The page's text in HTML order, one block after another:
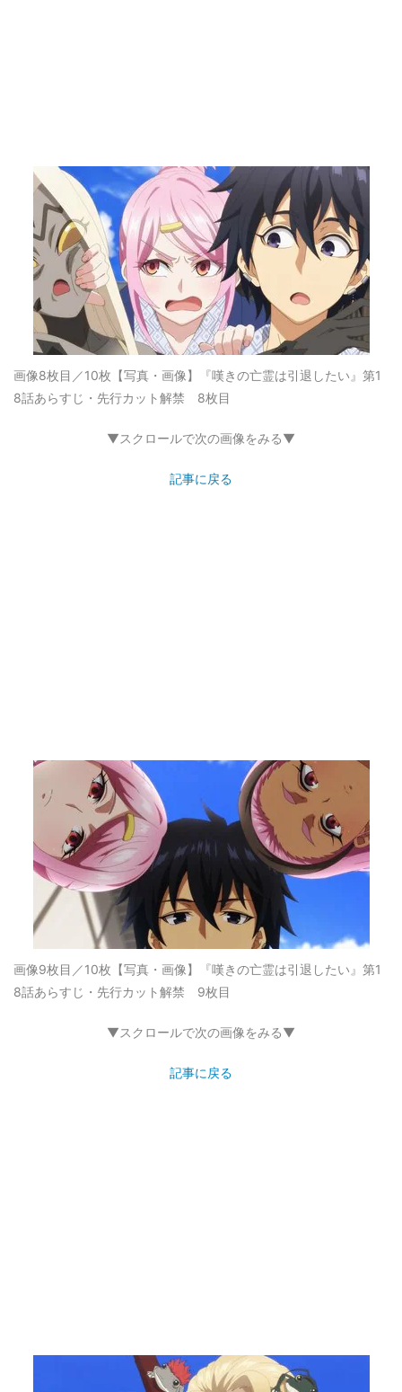
画像8枚目／10枚 【写真・画像】『嘆きの亡霊は引退したい』第1
8話あらすじ・先行カット解禁 8枚目
▼スクロールで次の画像をみる▼
記事に戻る
画像9枚目／10枚 【写真・画像】『嘆きの亡霊は引退したい』第1
8話あらすじ・先行カット解禁 9枚目
▼スクロールで次の画像をみる▼
記事に戻る